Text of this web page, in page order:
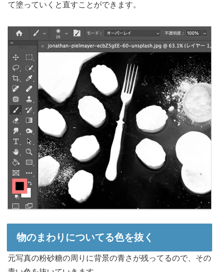
て塗っていくと直すことができます。
物のまわりについてる色を抜く
元写真の粉砂糖の周りに背景の青さが残ってるので、その